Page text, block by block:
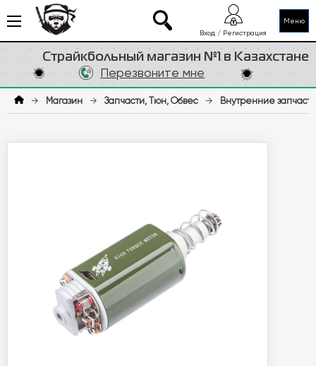
Меню
Страйкбольный магазин №1 в Казахстане
Вход / Регистрация
Перезвоните мне
→ Магазин → Запчасти, Тюн, Обвес → Внутренние запчасти